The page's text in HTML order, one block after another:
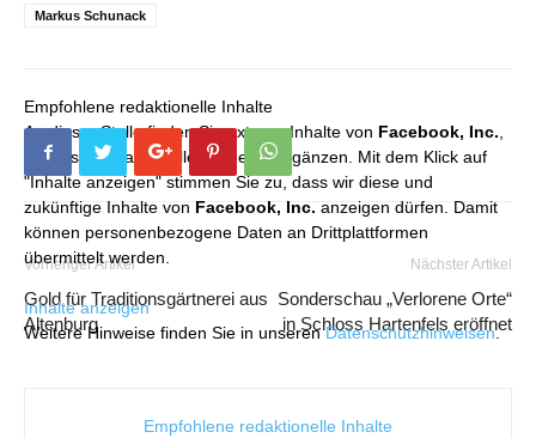
Markus Schunack
Empfohlene redaktionelle Inhalte
An dieser Stelle finden Sie externe Inhalte von Facebook, Inc.,
die unser redaktionelles Angebot ergänzen. Mit dem Klick auf
"Inhalte anzeigen" stimmen Sie zu, dass wir diese und
zukünftige Inhalte von Facebook, Inc. anzeigen dürfen. Damit
können personenbezogene Daten an Drittplattformen
übermittelt werden.
Inhalte anzeigen
Weitere Hinweise finden Sie in unserenDatenschutzhinweisen.
Vorheriger Artikel
Gold für Traditionsgärtnerei aus
Altenburg
Nächster Artikel
Sonderschau „Verlorene Orte“
in Schloss Hartenfels eröffnet
Empfohlene redaktionelle Inhalte